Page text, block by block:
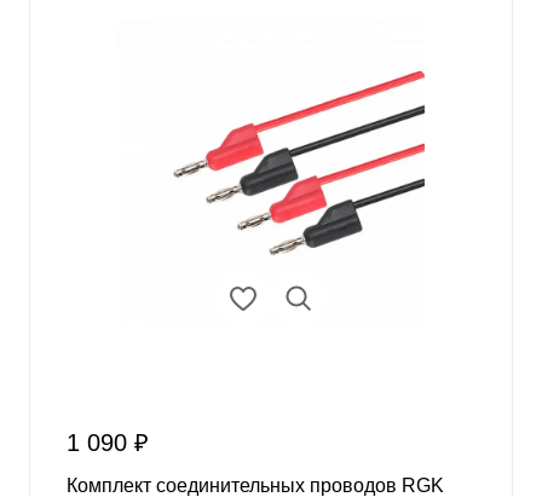
1 090 ₽
Комплект соединительных проводов RGK